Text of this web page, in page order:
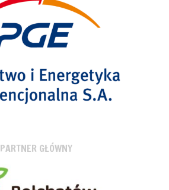
PARTNER GŁÓWNY